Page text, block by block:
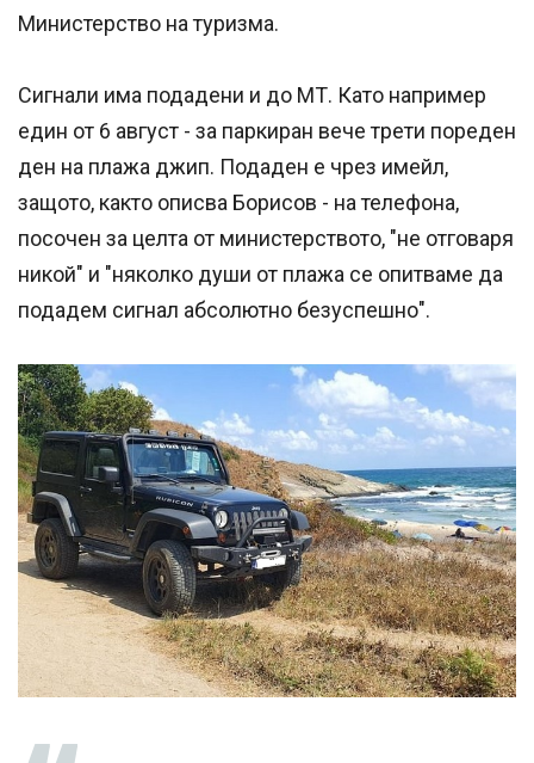
Министерство на туризма.
Сигнали има подадени и до МТ. Като например
един от 6 август - за паркиран вече трети пореден
ден на плажа джип. Подаден е чрез имейл,
защото, както описва Борисов - на телефона,
посочен за целта от министерството, "не отговаря
никой" и "няколко души от плажа се опитваме да
подадем сигнал абсолютно безуспешно".